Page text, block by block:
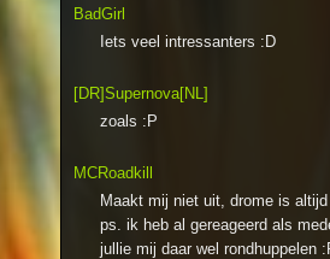
BadGirl
Iets veel intressanters :D
[DR]Supernova[NL]
zoals :P
MCRoadkill
Maakt mij niet uit, drome is
ps. ik heb al gereageerd als
jullie mij daar wel rondhuppelen